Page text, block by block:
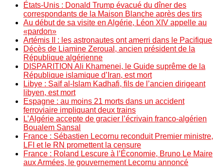
États-Unis : Donald Trump évacué du dîner des
correspondants de la Maison Blanche après des tirs
Au début de sa visite en Algérie, Léon XIV appelle au
«pardon»
Artémis II : les astronautes ont amerri dans le Pacifique
Décès de Liamine Zeroual, ancien président de la
République algérienne
DISPARITION Ali Khamenei, le Guide suprême de la
République islamique d’Iran, est mort
Libye : Saïf al-Islam Kadhafi, fils de l’ancien dirigeant
libyen, est mort
Espagne : au moins 21 morts dans un accident
ferroviaire impliquant deux trains
L’Algérie accepte de gracier l’écrivain franco-algérien
Boualem Sansal
France : Sébastien Lecornu reconduit Premier ministre,
LFI et le RN promettent la censure
France : Roland Lescure à l’Économie, Bruno Le Maire
aux Armées, le gouvernement Lecornu annoncé